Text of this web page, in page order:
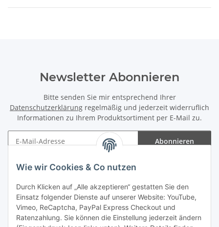
Wie wir Cookies & Co nutzen
Durch Klicken auf „Alle akzeptieren“ gestatten Sie den
Einsatz folgender Dienste auf unserer Website: YouTube,
Vimeo, ReCaptcha, PayPal Express Checkout und
Ratenzahlung. Sie können die Einstellung jederzeit ändern
Newsletter Abonnieren
Bitte senden Sie mir entsprechend Ihrer
Datenschutzerklärung regelmäßig und jederzeit widerruflich
Informationen zu Ihrem Produktsortiment per E-Mail zu.
Abonnieren
Gesetzliche Informationen